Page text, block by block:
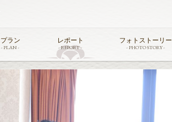
プラン
- PLAN -
レポート
- REPORT -
フォトストーリー
- PHOTO STORY -